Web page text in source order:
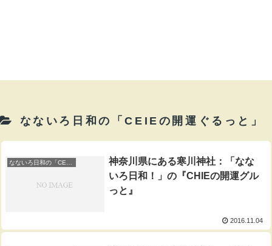
なないろ日和の「CEIEの開運ぐるっと」
なないろ日和の「CEIEの開運ぐるっと」
神奈川県にある寒川神社：「なな
いろ日和！」の『CHIEの開運グル
っと』
2016.11.04